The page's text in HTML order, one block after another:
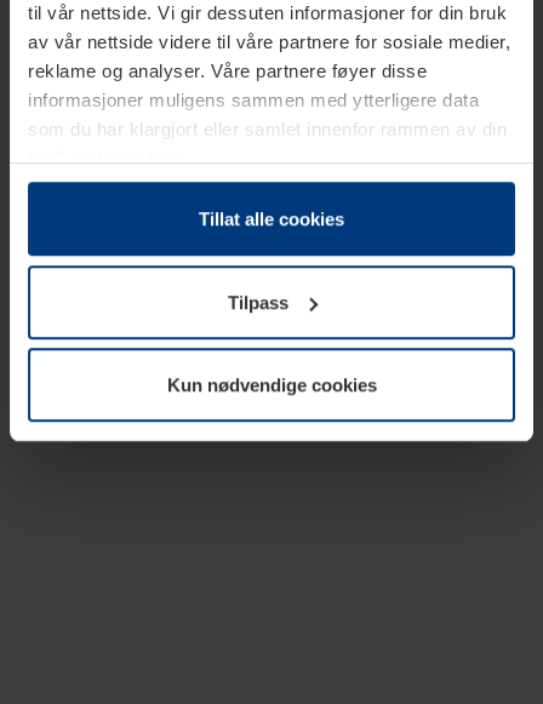
til vår nettside. Vi gir dessuten informasjoner for din bruk
av vår nettside videre til våre partnere for sosiale medier,
reklame og analyser. Våre partnere føyer disse
informasjoner muligens sammen med ytterligere data
som du har klargjort eller samlet innenfor rammen av din
bruk av tjenestene.
Etter loven kan vi lagre informasjonskapsler på din
datamaskin, hvis disse er absolutt nødvendig for drift av
trenger vi din tillatelse. Du kan når som helst endre eller
tilbakekalle ditt samtykke i forklaringen av
informasjonskapselen på sidenPersonvernerklæringpå
Tillat alle cookies
Tilpass
Kun nødvendige cookies